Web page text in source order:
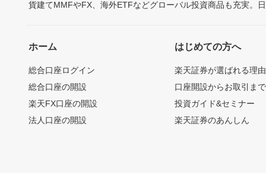
貨建てMMFやFX、海外ETFなどグローバル投資商品も充実。
ホーム
総合口座ログイン
総合口座の開設
楽天FX口座の開設
法人口座の開設
はじめての方へ
楽天証券が選ばれる理由
口座開設からお取引ま
投資ガイド&セミナー
楽天証券のあんしん